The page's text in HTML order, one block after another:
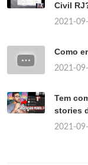
Civil
2021-
Como
2021-
Tem
stories
2021-